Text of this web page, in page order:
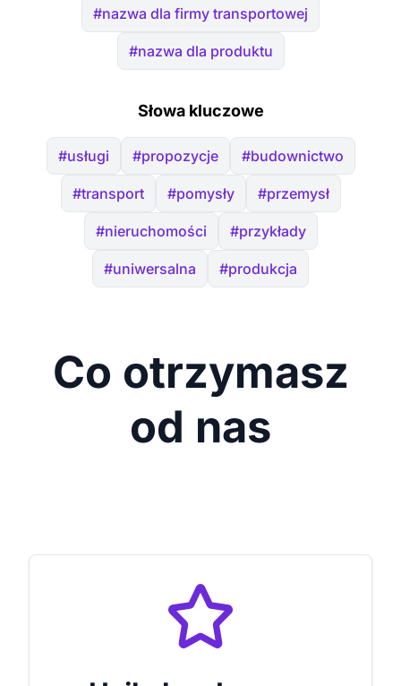
#nazwa dla firmy transportowej
#nazwa dla produktu
Słowa kluczowe
#usługi #propozycje #budownictwo
#transport #pomysły #przemysł
#nieruchomości #przykłady
#uniwersalna #produkcja
Co otrzymasz
od nas